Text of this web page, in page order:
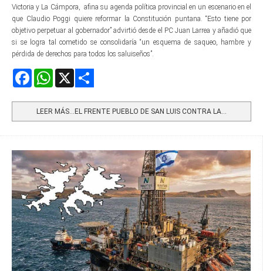
Victoria y La Cámpora, afina su agenda política provincial en un escenario en el
que Claudio Poggi quiere reformar la Constitución puntana. “Esto tiene por
objetivo perpetuar al gobernador” advirtió desde el PC Juan Larrea y añadió que
si se logra tal cometido se consolidaría “un esquema de saqueo, hambre y
pérdida de derechos para todos los saluiseños”.
FacebookWhatsApp
LEER MÁS…EL FRENTE PUEBLO DE SAN LUIS CONTRA LA...